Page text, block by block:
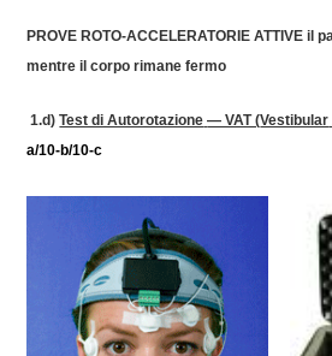
PROVE ROTO-ACCELERATORIEATTIVE il
mentre il corpo rimane fermo
1.d)Test di Autorotazione — VAT (Vestibular
a/10-b/10-c